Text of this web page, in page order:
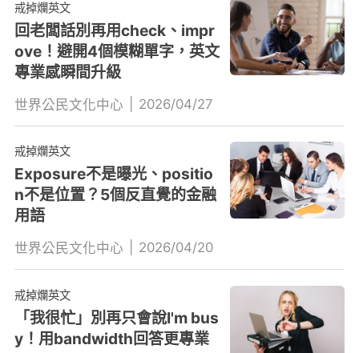
戒掉爛英文
回老闆話別再用check、impr
ove！避開4個模糊單字，英文
專業感瞬間升級
世界公民文化中心 2026/04/27
戒掉爛英文
Exposure不是曝光、positio
n不是位置？5個反直覺的金融
用語
世界公民文化中心 2026/04/20
戒掉爛英文
「我很忙」別再只會說I'm bus
y！用bandwidth回答更專業